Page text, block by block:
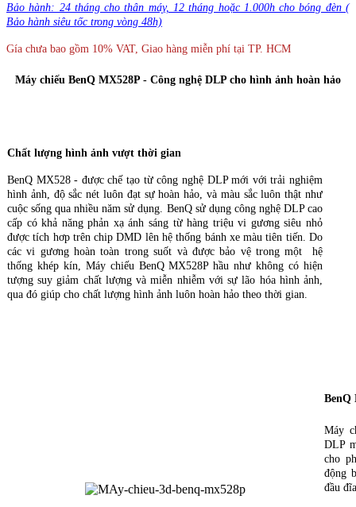
Bảo hành: 24 tháng cho thân máy, 12 tháng hoặc 1.000h cho bóng đèn (
Bảo hành siêu tốc trong vòng 48h)
Gía chưa bao gồm 10% VAT, Giao hàng miễn phí tại TP. HCM
Máy chiếu BenQ MX528P - Công nghệ DLP cho hình ảnh hoàn hảo
Chất lượng hình ảnh vượt thời gian
BenQ MX528 - được chế tạo từ công nghệ DLP mới với trải nghiệm
hình ảnh, độ sắc nét luôn đạt sự hoàn hảo, và màu sắc luôn thật như
cuộc sống qua nhiều năm sử dụng. BenQ sử dụng công nghệ DLP cao
cấp có khả năng phản xạ ánh sáng từ hàng triệu vi gương siêu nhỏ
được tích hơp trên chip DMD lên hệ thống bánh xe màu tiên tiến. Do
các vi gương hoàn toàn trong suốt và được bảo vệ trong một hệ
thống khép kín, Máy chiếu BenQ MX528P hầu như không có hiện
tượng suy giảm chất lượng và miễn nhiễm với sự lão hóa hình ảnh,
qua đó giúp cho chất lượng hình ảnh luôn hoàn hảo theo thời gian.
BenQ
Máy
DLP
cho
động
đầu